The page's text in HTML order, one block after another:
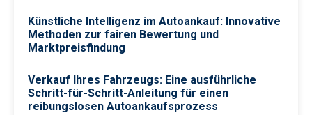
Künstliche Intelligenz im Autoankauf: Innovative
Methoden zur fairen Bewertung und
Marktpreisfindung
Verkauf Ihres Fahrzeugs: Eine ausführliche
Schritt-für-Schritt-Anleitung für einen
reibungslosen Autoankaufsprozess